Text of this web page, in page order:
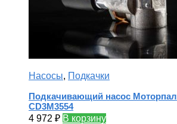
Насосы, Подкачки
Подкачивающий насос Моторпал
CD3M3554
4 972 ₽ В корзину